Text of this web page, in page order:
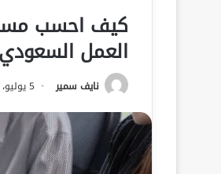
كيف احسب
العمل السعودي
نايف سمير 5 يوليو، 2026